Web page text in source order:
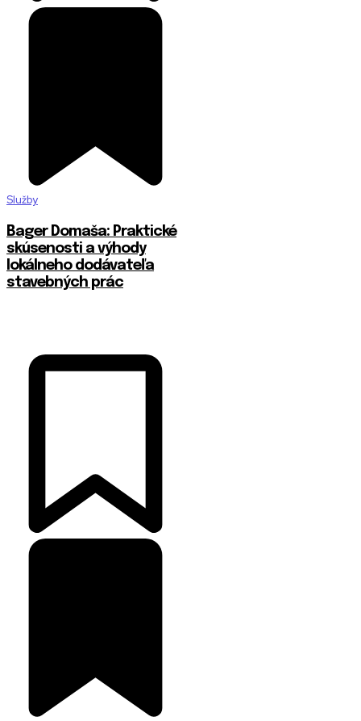
Služby
Bager Domaša: Praktické
skúsenosti a výhody
lokálneho dodávateľa
stavebných prác